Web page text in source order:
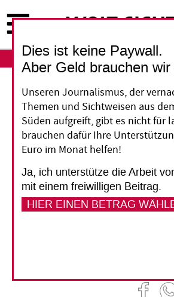
zum
Inhalt
Einblick ins glänzende
Die Schweiz ermöglicht mehr
Goldhandel. Erstmals seit über
die Zollverwaltung die Ein- und
Edelmetalls wieder nach
aufgeschlüsselt vor. Gewonnen
gegen „schmutziges Gold“
Dies ist keine Paywall.
Aber Geld brauchen
Unseren Journalismus, der
Themen und Sichtweisen aus
Süden aufgreift, gibt es nicht für
brauchen dafür Ihre
Euro im Monat helfen!
Ja, ich unterstütze die Arbeit
mit einem freiwilligen Beitrag.
HIER EINEN BETRAG